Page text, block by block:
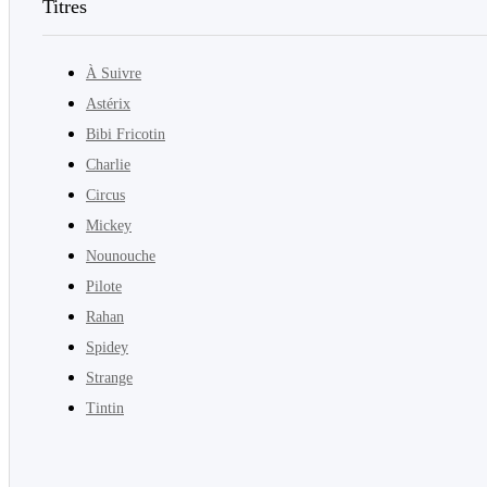
Titres
À Suivre
Astérix
Bibi Fricotin
Charlie
Circus
Mickey
Nounouche
Pilote
Rahan
Spidey
Strange
Tintin